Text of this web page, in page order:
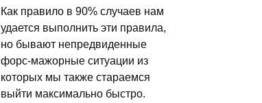
Как правило в 90% случаев нам
удается выполнить эти правила,
но бывают непредвиденные
форс-мажорные ситуации из
которых мы также стараемся
выйти максимально быстро.